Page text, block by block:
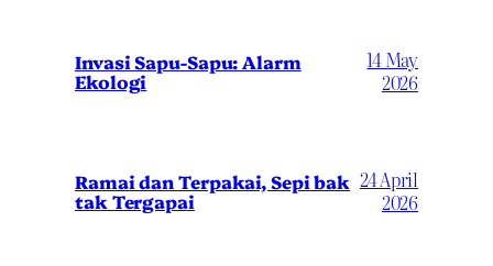
Invasi Sapu-Sapu: Alarm
Ekologi
14 May
2026
Ramai dan Terpakai, Sepi bak
tak Tergapai
24 April
2026